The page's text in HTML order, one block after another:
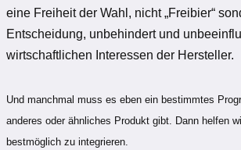
eine Freiheit der Wahl, nicht „Freibier“
Entscheidung, unbehindert und
wirtschaftlichen Interessen der Hersteller.
Und manchmal muss es eben ein bestimmtes
anderes oder ähnliches Produkt gibt. Dann helfen
bestmöglich zu integrieren.